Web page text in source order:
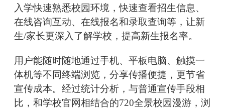
入学快速熟悉校园环境，快速查看招生信息、
在线咨询互动、在线报名和录取查询等，让新
生/家长更深入了解学校，提高新生报名率。
用户能随时随地通过手机、平板电脑、触摸一
体机等不同终端浏览，分享传播便捷，更节省
宣传成本。经过统计分析，与普通宣传手段相
比，和学校官网相结合的720全景校园漫游，浏